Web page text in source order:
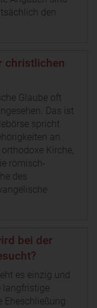
den
christlichen
Glaube oft
Das ist
spricht
an.
Kirche,
römisch-
des
bei der
es einzig und
langfristige
Eheschließung